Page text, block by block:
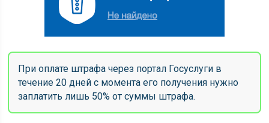
При оплате штрафа через портал Госуслуги в
течение 20 дней с момента его получения нужно
заплатить лишь 50% от суммы штрафа.